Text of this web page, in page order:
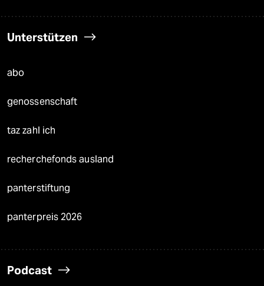
Unterstützen
abo
genossenschaft
taz zahl ich
recherchefonds ausland
panterstiftung
panterpreis 2026
Podcast